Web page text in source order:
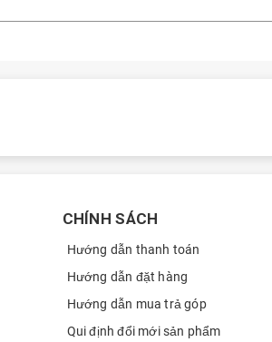
CHÍNH SÁCH
Hướng dẫn thanh toán
Hướng dẫn đặt hàng
Hướng dẫn mua trả góp
Qui định đổi mới sản phẩm